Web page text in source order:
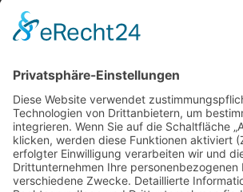
Martinseestraße 1
63150 Heusenstamm
info@duwensee-gmbh.de
Spezialisten für:
Fernverkehr Transport Europa